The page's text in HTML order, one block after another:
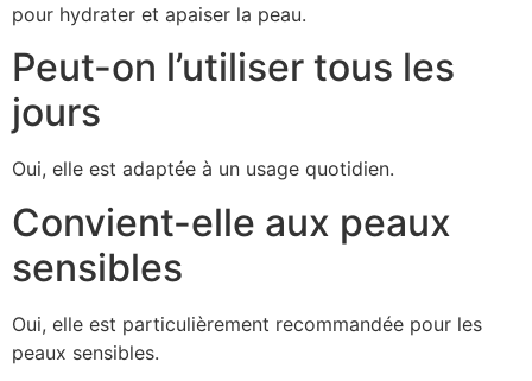
pour hydrater et apaiser la peau.
Peut-on l’utiliser tous les
jours
Oui, elle est adaptée à un usage quotidien.
Convient-elle aux peaux
sensibles
Oui, elle est particulièrement recommandée pour les
peaux sensibles.